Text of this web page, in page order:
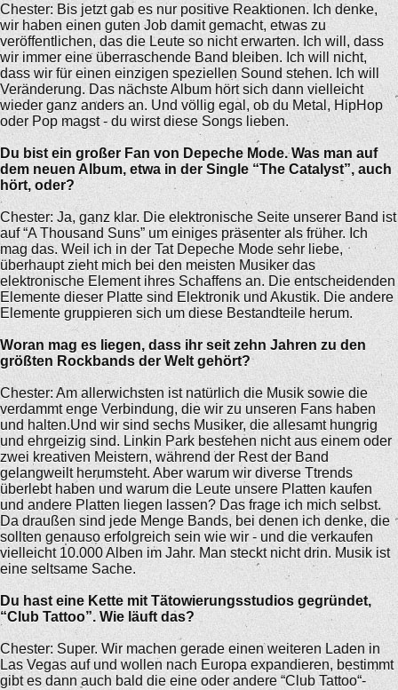
Chester: Bis jetzt gab es nur positive Reaktionen. Ich denke,
wir haben einen guten Job damit gemacht, etwas zu
veröffentlichen, das die Leute so nicht erwarten. Ich will, dass
wir immer eine überraschende Band bleiben. Ich will nicht,
dass wir für einen einzigen speziellen Sound stehen. Ich will
Veränderung. Das nächste Album hört sich dann vielleicht
wieder ganz anders an. Und völlig egal, ob du Metal, HipHop
oder Pop magst - du wirst diese Songs lieben.
Du bist ein großer Fan von Depeche Mode. Was man auf
dem neuen Album, etwa in der Single “The Catalyst”, auch
hört, oder?
Chester: Ja, ganz klar. Die elektronische Seite unserer Band ist
auf “A Thousand Suns” um einiges präsenter als früher. Ich
mag das. Weil ich in der Tat Depeche Mode sehr liebe,
überhaupt zieht mich bei den meisten Musiker das
elektronische Element ihres Schaffens an. Die entscheidenden
Elemente dieser Platte sind Elektronik und Akustik. Die andere
Elemente gruppieren sich um diese Bestandteile herum.
Woran mag es liegen, dass ihr seit zehn Jahren zu den
größten Rockbands der Welt gehört?
Chester: Am allerwichsten ist natürlich die Musik sowie die
verdammt enge Verbindung, die wir zu unseren Fans haben
und halten.Und wir sind sechs Musiker, die allesamt hungrig
und ehrgeizig sind. Linkin Park bestehen nicht aus einem oder
zwei kreativen Meistern, während der Rest der Band
gelangweilt herumsteht. Aber warum wir diverse Ttrends
überlebt haben und warum die Leute unsere Platten kaufen
und andere Platten liegen lassen? Das frage ich mich selbst.
Da draußen sind jede Menge Bands, bei denen ich denke, die
sollten genauso erfolgreich sein wie wir - und die verkaufen
vielleicht 10.000 Alben im Jahr. Man steckt nicht drin. Musik ist
eine seltsame Sache.
Du hast eine Kette mit Tätowierungsstudios gegründet,
“Club Tattoo”. Wie läuft das?
Chester: Super. Wir machen gerade einen weiteren Laden in
Las Vegas auf und wollen nach Europa expandieren, bestimmt
gibt es dann auch bald die eine oder andere “Club Tattoo“-